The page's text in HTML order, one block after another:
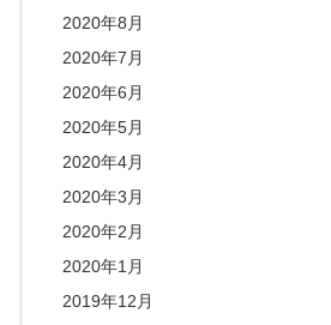
2020年8月
2020年7月
2020年6月
2020年5月
2020年4月
2020年3月
2020年2月
2020年1月
2019年12月